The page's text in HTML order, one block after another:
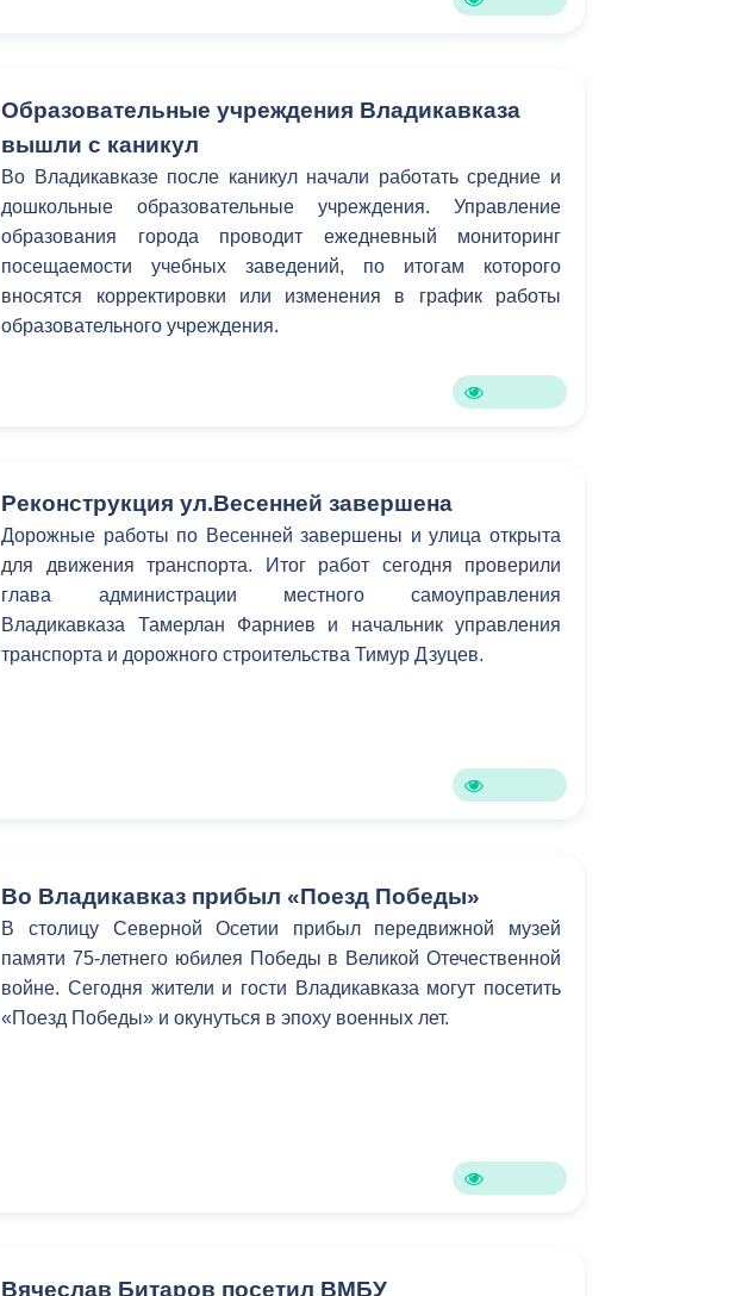
Образовательные учреждения Владикавказа
вышли с каникул
Во Владикавказе после каникул начали работать средние и
дошкольные образовательные учреждения. Управление
образования города проводит ежедневный мониторинг
посещаемости учебных заведений, по итогам которого
вносятся корректировки или изменения в график работы
образовательного учреждения.
Реконструкция ул.Весенней завершена
Дорожные работы по Весенней завершены и улица открыта
для движения транспорта. Итог работ сегодня проверили
глава администрации местного самоуправления
Владикавказа Тамерлан Фарниев и начальник управления
транспорта и дорожного строительства Тимур Дзуцев.
Во Владикавказ прибыл «Поезд Победы»
В столицу Северной Осетии прибыл передвижной музей
памяти 75-летнего юбилея Победы в Великой Отечественной
войне. Сегодня жители и гости Владикавказа могут посетить
«Поезд Победы» и окунуться в эпоху военных лет.
Вячеслав Битаров посетил ВМБУ